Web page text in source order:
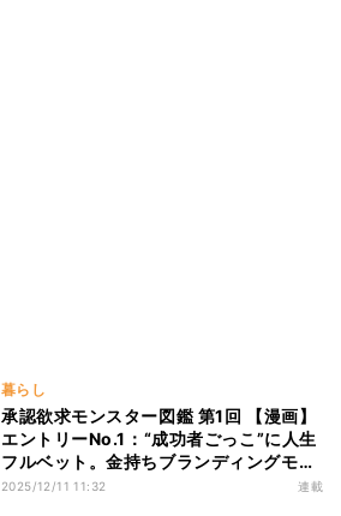
暮らし
承認欲求モンスター図鑑 第1回 【漫画】
エントリーNo.1：“成功者ごっこ”に人生
フルベット。金持ちブランディングモン
スター
2025/12/11 11:32 連載